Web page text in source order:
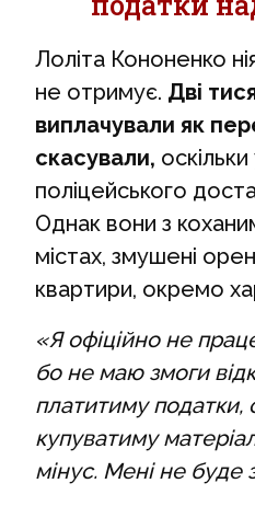
Лоліта Кононенко
не отримує. Дві
виплачували як
скасували,
поліцейського
Однак вони з
містах, змушені
квартири, окремо
«Я офіційно не
бо не маю змоги
платитиму податки,
купуватиму
мінус. Мені не буде